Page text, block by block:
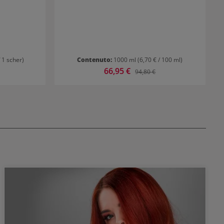
scher)
Contenuto: 1000 ml(6,70 € / 100 ml)
Prezzo di vendita:
66,95 € Prezzo normale:
94,80 €